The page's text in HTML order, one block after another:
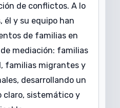
de conflictos. A lo
él y su equipo han
de familias en
mediación: familias
familias migrantes y
desarrollando un
claro, sistemático y